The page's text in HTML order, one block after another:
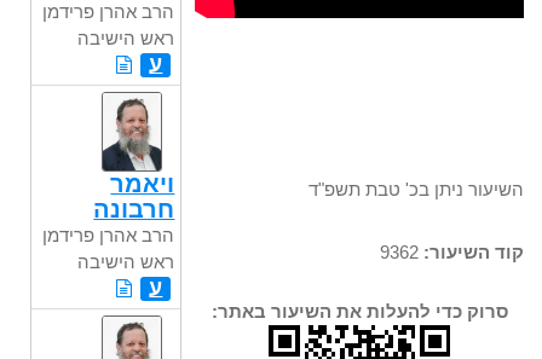
השיעור ניתן בכ' טבת תשפ"ד
קוד השיעור:
סרוק כדי להעלות את השיעור באתר:
הרב אהרן פרידמן
ראש הישיבה
ע
ויאמר
חרבונה
הרב אהרן פרידמן
ראש הישיבה
ע